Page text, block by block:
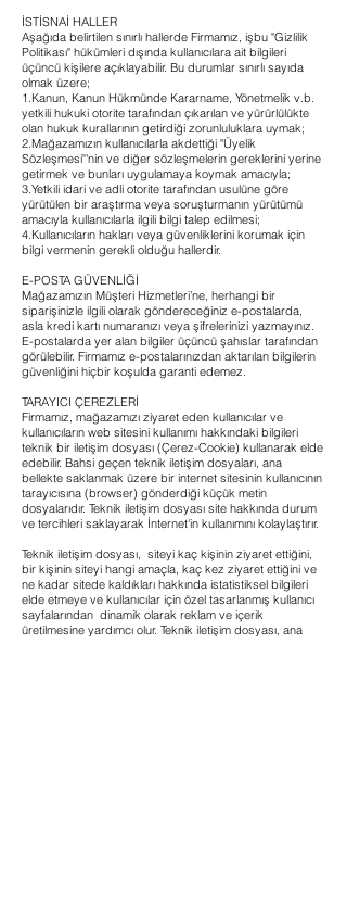
İSTİSNAİ HALLER
Aşağıda belirtilen sınırlı hallerde Firmamız, işbu "Gizlilik
Politikası" hükümleri dışında kullanıcılara ait bilgileri
üçüncü kişilere açıklayabilir. Bu durumlar sınırlı sayıda
olmak üzere;
1.Kanun, Kanun Hükmünde Kararname, Yönetmelik v.b.
yetkili hukuki otorite tarafından çıkarılan ve yürürlülükte
olan hukuk kurallarının getirdiği zorunluluklara uymak;
2.Mağazamızın kullanıcılarla akdettiği "Üyelik
Sözleşmesi"'nin ve diğer sözleşmelerin gereklerini yerine
getirmek ve bunları uygulamaya koymak amacıyla;
3.Yetkili idari ve adli otorite tarafından usulüne göre
yürütülen bir araştırma veya soruşturmanın yürütümü
amacıyla kullanıcılarla ilgili bilgi talep edilmesi;
4.Kullanıcıların hakları veya güvenliklerini korumak için
bilgi vermenin gerekli olduğu hallerdir.
E-POSTA GÜVENLİĞİ
Mağazamızın Müşteri Hizmetleri’ne, herhangi bir
siparişinizle ilgili olarak göndereceğiniz e-postalarda,
asla kredi kartı numaranızı veya şifrelerinizi yazmayınız.
E-postalarda yer alan bilgiler üçüncü şahıslar tarafından
görülebilir. Firmamız e-postalarınızdan aktarılan bilgilerin
güvenliğini hiçbir koşulda garanti edemez.
TARAYICI ÇEREZLERİ
Firmamız, mağazamızı ziyaret eden kullanıcılar ve
kullanıcıların web sitesini kullanımı hakkındaki bilgileri
teknik bir iletişim dosyası (Çerez-Cookie) kullanarak elde
edebilir. Bahsi geçen teknik iletişim dosyaları, ana
bellekte saklanmak üzere bir internet sitesinin kullanıcının
tarayıcısına (browser) gönderdiği küçük metin
dosyalarıdır. Teknik iletişim dosyası site hakkında durum
ve tercihleri saklayarak İnternet'in kullanımını kolaylaştırır.
Teknik iletişim dosyası, siteyi kaç kişinin ziyaret ettiğini,
bir kişinin siteyi hangi amaçla, kaç kez ziyaret ettiğini ve
ne kadar sitede kaldıkları hakkında istatistiksel bilgileri
elde etmeye ve kullanıcılar için özel tasarlanmış kullanıcı
sayfalarından dinamik olarak reklam ve içerik
üretilmesine yardımcı olur. Teknik iletişim dosyası, ana